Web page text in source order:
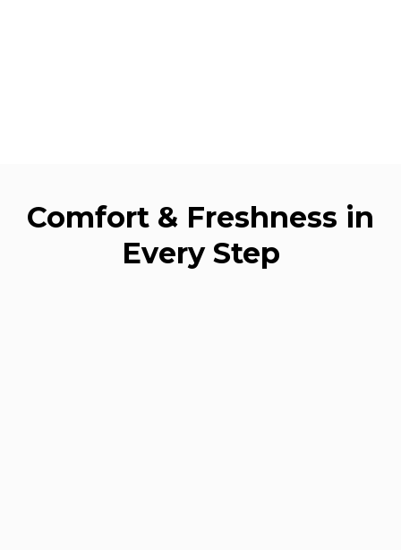
Comfort & Freshness in
Every Step